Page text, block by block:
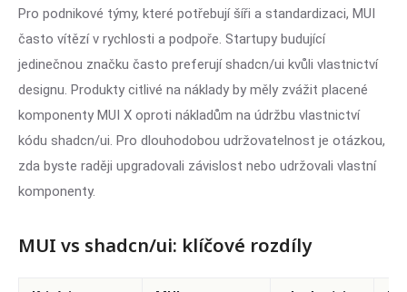
Pro podnikové týmy, které potřebují šíři a standardizaci, MUI
často vítězí v rychlosti a podpoře. Startupy budující
jedinečnou značku často preferují shadcn/ui kvůli vlastnictví
designu. Produkty citlivé na náklady by měly zvážit placené
komponenty MUI X oproti nákladům na údržbu vlastnictví
kódu shadcn/ui. Pro dlouhodobou udržovatelnost je otázkou,
zda byste raději upgradovali závislost nebo udržovali vlastní
komponenty.
MUI vs shadcn/ui: klíčové rozdíly